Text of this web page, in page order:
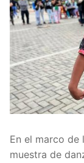
En el marco
muestra de